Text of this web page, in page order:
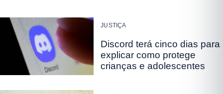
JUSTIÇA
Discord terá cinco dias para
explicar como protege
crianças e adolescentes